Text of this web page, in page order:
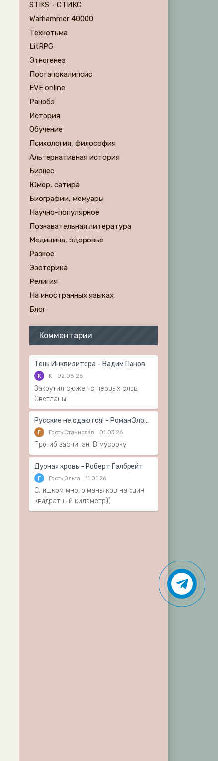
STIKS - СТИКС
Warhammer 40000
Технотьма
LitRPG
Этногенез
Постапокалипсис
EVE online
Ранобэ
История
Обучение
Психология, философия
Альтернативная история
Бизнес
Юмор, сатира
Биографии, мемуары
Научно-популярное
Познавательная литература
Медицина, здоровье
Разное
Эзотерика
Религия
На иностранных языках
Блог
Комментарии
Тень Инквизитора - Вадим Панов
K K 02.08.26
Закрутил сюжет с первых слов
Светланы
Русские не сдаются! - Роман Злотников
Г Гость Станислав 01.03.26
Прогиб засчитан. В мусорку.
Дурная кровь - Роберт Гэлбрейт
Г Гость Ольга 11.01.26
Слишком много маньяков на один
квадратный километр))